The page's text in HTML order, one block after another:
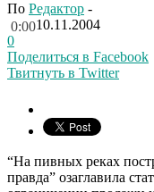
По Редактор -
10.11.2004
0:00
0
Поделиться в Facebook
Твитнуть в Twitter
“На пивных реках
правда” озаглавила